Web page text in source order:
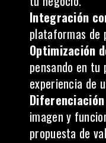
Integración
plataformas de
Optimización
pensando en
experiencia de
imagen y
propuesta de